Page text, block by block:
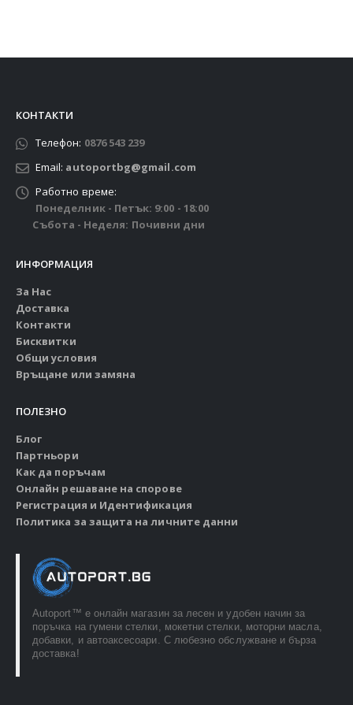
КОНТАКТИ
Телефон: 0876 543 239
Email: autoportbg@gmail.com
Работно време:
Понеделник - Петък: 9:00 - 18:00
Събота - Неделя: Почивни дни
ИНФОРМАЦИЯ
За Нас
Доставка
Контакти
Бисквитки
Общи условия
Връщане или замяна
ПОЛЕЗНО
Блог
Партньори
Как да поръчам
Онлайн решаване на спорове
Регистрация и Идентификация
Политика за защита на личните данни
Autoport™ e онлайн магазин за лесен и удобен начин за
поръчка на гумени стелки, мокетни стелки, моторни масла,
добавки, и автоаксесоари. С любезно обслужване и бърза
доставка!